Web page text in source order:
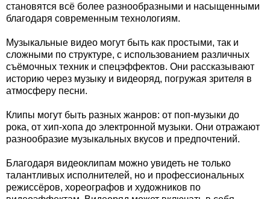
становятся всё более разнообразными и насыщенными
благодаря современным технологиям.
Музыкальные видео могут быть как простыми, так и
сложными по структуре, с использованием различных
съёмочных техник и спецэффектов. Они рассказывают
историю через музыку и видеоряд, погружая зрителя в
атмосферу песни.
Клипы могут быть разных жанров: от поп-музыки до
рока, от хип-хопа до электронной музыки. Они отражают
разнообразие музыкальных вкусов и предпочтений.
Благодаря видеоклипам можно увидеть не только
талантливых исполнителей, но и профессиональных
режиссёров, хореографов и художников по